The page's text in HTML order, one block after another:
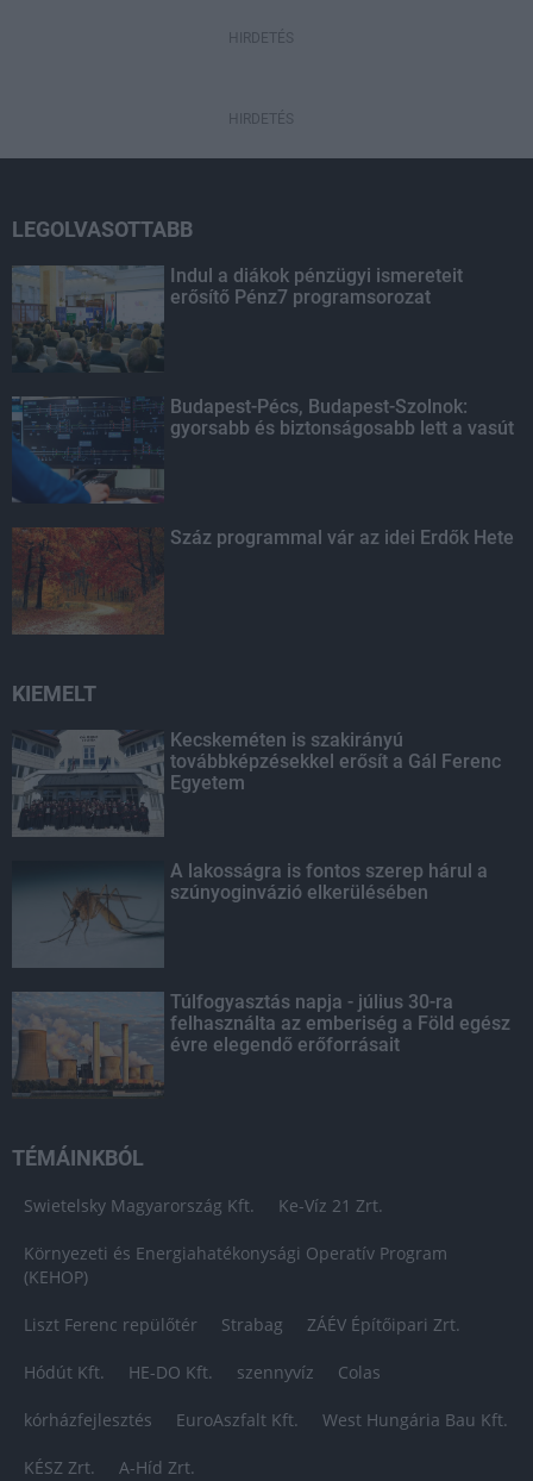
HIRDETÉS
HIRDETÉS
LEGOLVASOTTABB
Indul a diákok pénzügyi ismereteit
erősítő Pénz7 programsorozat
Budapest-Pécs, Budapest-Szolnok:
gyorsabb és biztonságosabb lett a vasút
Száz programmal vár az idei Erdők Hete
KIEMELT
Kecskeméten is szakirányú
továbbképzésekkel erősít a Gál Ferenc
Egyetem
A lakosságra is fontos szerep hárul a
szúnyoginvázió elkerülésében
Túlfogyasztás napja - július 30-ra
felhasználta az emberiség a Föld egész
évre elegendő erőforrásait
TÉMÁINKBÓL
Swietelsky Magyarország Kft. Ke-Víz 21 Zrt.
Környezeti és Energiahatékonysági Operatív Program
(KEHOP)
Liszt Ferenc repülőtér Strabag ZÁÉV Építőipari Zrt.
Hódút Kft. HE-DO Kft. szennyvíz Colas
kórházfejlesztés EuroAszfalt Kft. West Hungária Bau Kft.
KÉSZ Zrt. A-Híd Zrt.